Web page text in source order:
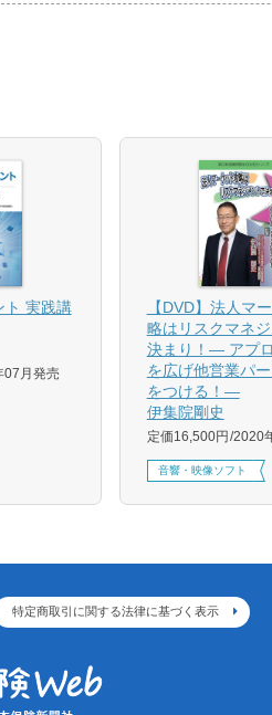
ト 実践講
07月発売
【DVD】法人マ
略はリスクマネ
決まり！― アプ
を広げ他営業パ
をつける！―
伊集院剛史
定価16,500円 2020
音響・映像ソフト
特定商取引に関する法律に基づく表示